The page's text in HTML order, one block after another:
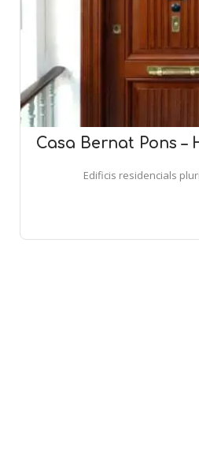
Casa Bernat Pons –
Edificis residencials